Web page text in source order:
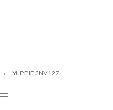
YUPPIE SNV127